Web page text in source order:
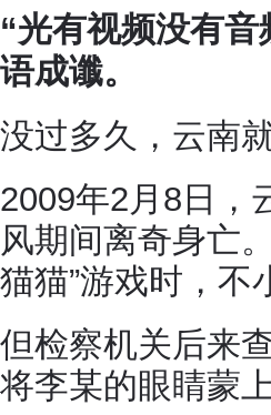
“光有视频没有
语成谶。
没过多久，云南
2009年2月8日，
风期间离奇身亡
猫猫”游戏时，不
但检察机关后来
将李某的眼睛蒙